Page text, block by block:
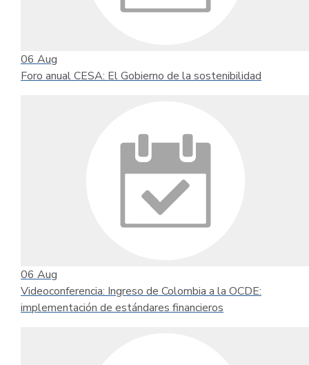
06 Aug
Foro anual CESA: El Gobierno de la sostenibilidad
06 Aug
Videoconferencia: Ingreso de Colombia a la OCDE:
implementación de estándares financieros